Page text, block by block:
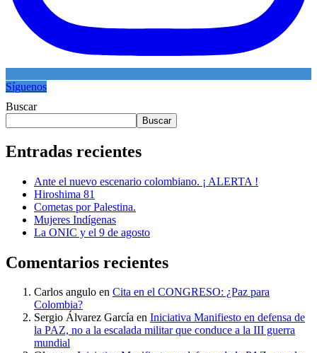
Síguenos
Buscar
Buscar
Entradas recientes
Ante el nuevo escenario colombiano. ¡ ALERTA !
Hiroshima 81
Cometas por Palestina.
Mujeres Indígenas
La ONIC y el 9 de agosto
Comentarios recientes
Carlos angulo en Cita en el CONGRESO: ¿Paz para
Colombia?
Sergio Álvarez García en Iniciativa Manifiesto en defensa de
la PAZ, no a la escalada militar que conduce a la III guerra
mundial